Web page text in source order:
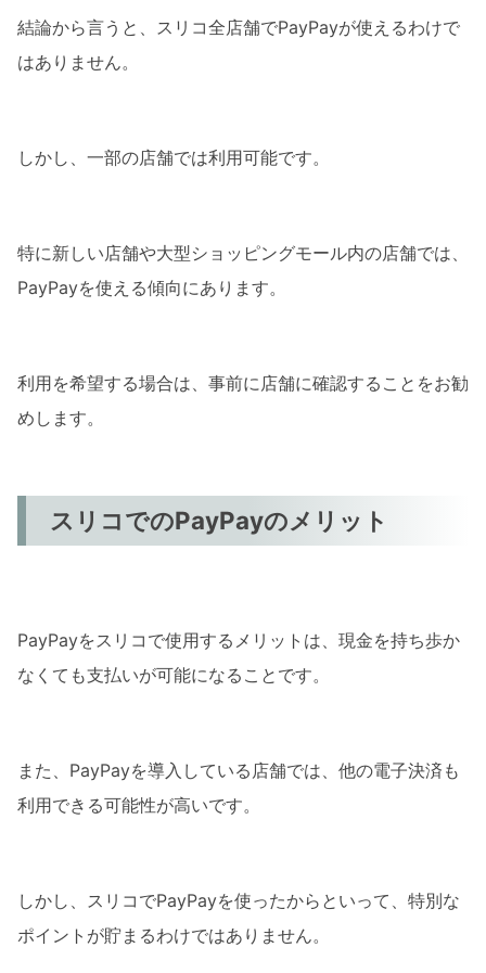
結論から言うと、スリコ全店舗でPayPayが使えるわけで
はありません。
しかし、一部の店舗では利用可能です。
特に新しい店舗や大型ショッピングモール内の店舗では、
PayPayを使える傾向にあります。
利用を希望する場合は、事前に店舗に確認することをお勧
めします。
スリコでのPayPayのメリット
PayPayをスリコで使用するメリットは、現金を持ち歩か
なくても支払いが可能になることです。
また、PayPayを導入している店舗では、他の電子決済も
利用できる可能性が高いです。
しかし、スリコでPayPayを使ったからといって、特別な
ポイントが貯まるわけではありません。